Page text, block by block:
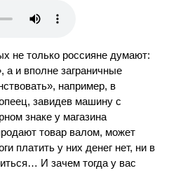
не только россияне думают:
а и вполне заграничные
например, в
завидев машину с
знаке у магазина
товар валом, может
платить у них денег нет, ни в
И зачем тогда у вас